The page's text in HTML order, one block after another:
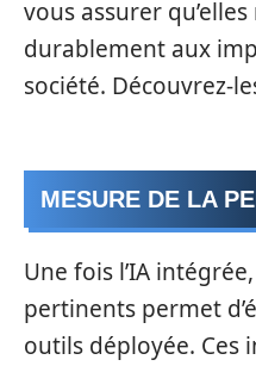
vous assurer
durablement aux
société. Découvrez-
MESURE DE LA
Une fois l’IA
pertinents permet
outils déployée. Ces